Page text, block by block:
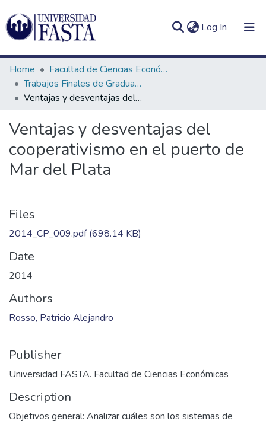
Log In (current)
Communities
&
Collections
All of DSpace
In(current)
Home
Facultad de Ciencias Económicas
Trabajos Finales de Graduación de Contador Público
Ventajas y desventajas del cooperativismo en el puerto de Mar del Plata
Ventajas y desventajas del
cooperativismo en el puerto de
Mar del Plata
Files
2014_CP_009.pdf(698.14 KB)
Date
2014
Authors
Rosso, Patricio Alejandro
Publisher
Universidad FASTA. Facultad de Ciencias Económicas
Description
Objetivos general: Analizar cuáles son los sistemas de